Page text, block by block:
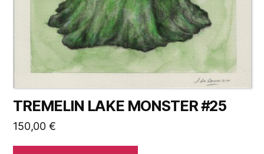
TREMELIN LAKE MONSTER #25
150,00 €